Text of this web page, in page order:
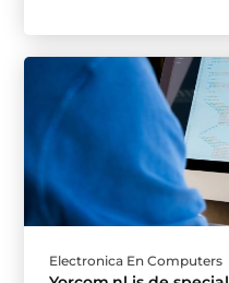
Electronica En Computers